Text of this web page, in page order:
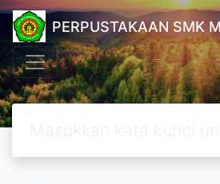
PERPUSTAKAAN SMK